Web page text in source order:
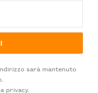
sarà mantenuto
privacy.